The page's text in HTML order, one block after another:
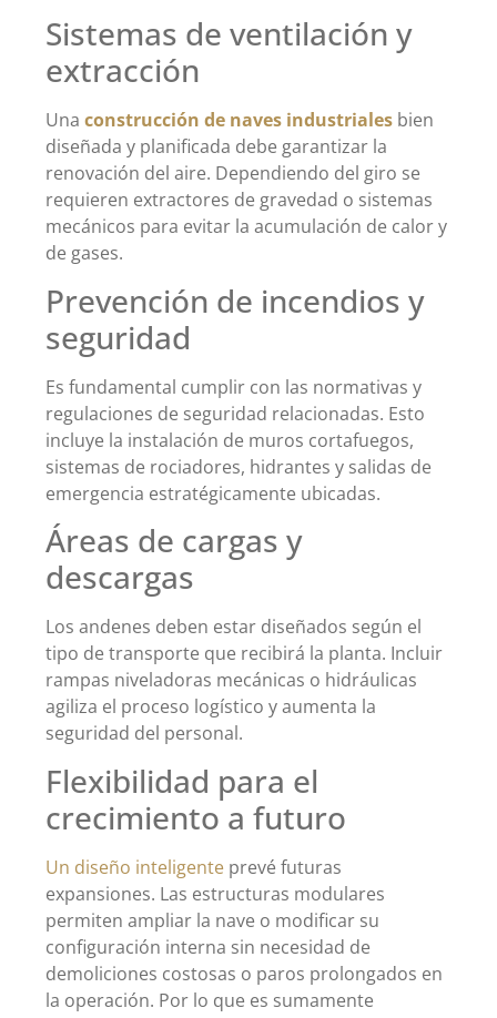
Sistemas de ventilación y
extracción
Una construcción de naves industriales bien
diseñada y planificada debe garantizar la
renovación del aire. Dependiendo del giro se
requieren extractores de gravedad o sistemas
mecánicos para evitar la acumulación de calor y
de gases.
Prevención de incendios y
seguridad
Es fundamental cumplir con las normativas y
regulaciones de seguridad relacionadas. Esto
incluye la instalación de muros cortafuegos,
sistemas de rociadores, hidrantes y salidas de
emergencia estratégicamente ubicadas.
Áreas de cargas y
descargas
Los andenes deben estar diseñados según el
tipo de transporte que recibirá la planta. Incluir
rampas niveladoras mecánicas o hidráulicas
agiliza el proceso logístico y aumenta la
seguridad del personal.
Flexibilidad para el
crecimiento a futuro
Un diseño inteligente prevé futuras
expansiones. Las estructuras modulares
permiten ampliar la nave o modificar su
configuración interna sin necesidad de
demoliciones costosas o paros prolongados en
la operación. Por lo que es sumamente